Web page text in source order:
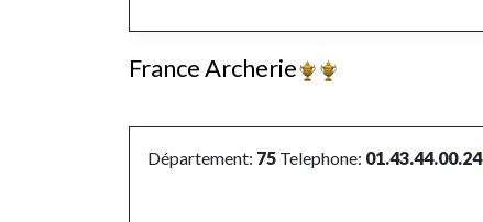
France Archerie
Département: 75 Telephone: 01.43.44.00.24